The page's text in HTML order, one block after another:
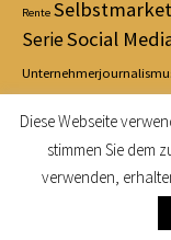
Rente
SerieSocial
© 2021 Fit für
Diese Webseite
stimmen Sie dem
verwenden,